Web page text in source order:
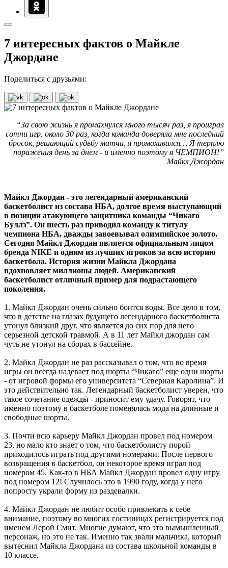
7 интересных фактов о Майкле
Джордане
Поделиться с друзьями:
“За свою жизнь я промахнулся много тысяч раз, я проиграл
сотни игр, около 30 раз, когда команда доверяла мне последний
бросок, решающий судьбу матча, я промахивался… Я терплю
поражения день за днем - и именно поэтому я ЧЕМПИОН!”
Майкл Джордан
Майкл Джордан - это легендарный американский
баскетболист из состава НБА, долгое время выступающий
в позиции атакующего защитника команды “Чикаго
Буллз”. Он шесть раз приводил команду к титулу
чемпиона НБА, дважды завоевывал олимпийское золото.
Сегодня Майкл Джордан является официальным лицом
бренда NIKE и одним из лучших игроков за всю историю
баскетбола. История жизни Майкла Джордана
вдохновляет миллионы людей. Американский
баскетболист отличный пример для подрастающего
поколения.
1. Майкл Джордан очень сильно боится воды. Все дело в том,
что в детстве на глазах будущего легендарного баскетболиста
утонул близкий друг, что является до сих пор для него
серьезной детской травмой. А в 11 лет Майкл джордан сам
чуть не утонул на сборах в бассейне.
2. Майкл Джордан не раз рассказывал о том, что во время
игры он всегда надевает под шорты “Чикаго” еще одни шорты
- от игровой формы его университета “Северная Каролина”. И
это действительно так. Легендарный баскетболист уверен, что
такое сочетание одежды - приносит ему удачу. Говорят, что
именно поэтому в баскетболе поменялась мода на длинные и
свободные шорты.
3. Почти всю карьеру Майкл Джордан провел под номером
23, но мало кто знает о том, что баскетболисту порой
приходилось играть под другими номерами. После первого
возвращения в баскетбол, он некоторое время играл под
номером 45. Как-то в НБА Майкл Джордан провел одну игру
под номером 12! Случилось это в 1990 году, когда у него
попросту украли форму из раздевалки.
4. Майкл Джордан не любит особо привлекать к себе
внимание, поэтому во многих гостиницах регистрируется под
именем Лерой Смит. Многие думают, что это вымышленный
персонаж, но это не так. Именно так звали мальчика, который
вытеснил Майкла Джордана из состава школьной команды в
10 классе.